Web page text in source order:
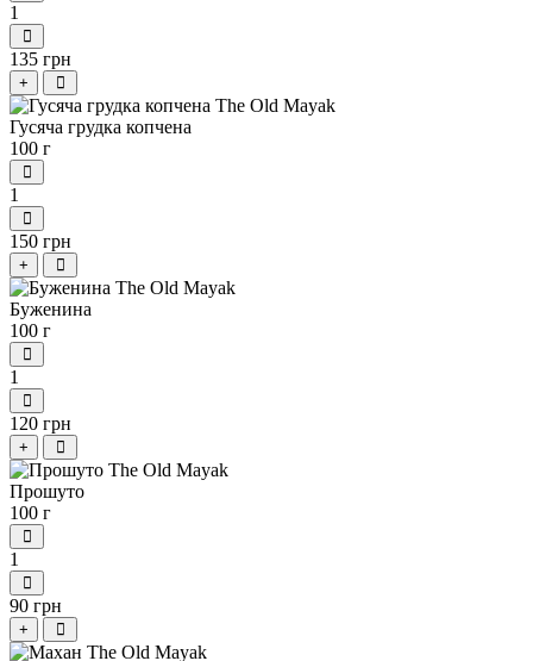
1
135 грн
+
Гусяча грудка копчена
100 г
1
150 грн
+
Буженина
100 г
1
120 грн
+
Прошуто
100 г
1
90 грн
+